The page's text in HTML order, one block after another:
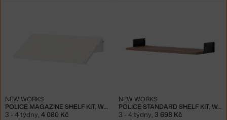
POLICE MAGAZINE SHELF KIT, WHITE/WHITE
NEW WORKS
3 - 4 týdny, 4 080 Kč
POLICE STANDARD SHELF KIT, WALNUT/BLACK
NEW WORKS
3 - 4 týdny, 3 698 Kč